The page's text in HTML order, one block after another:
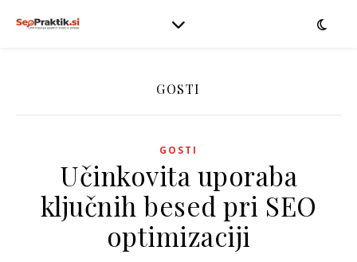
GOSTI
GOSTI
Učinkovita uporaba
ključnih besed pri SEO
optimizaciji